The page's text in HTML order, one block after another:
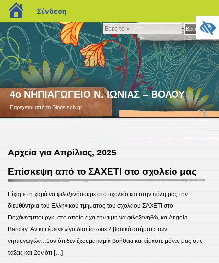
Βρες
το
»
Βρες το »
4ο ΝΗΠΙΑΓΩΓΕΙΟ Ν. ΙΩΝΙΑΣ – ΒΟΛΟΥ
Παρέχεται από το Blogs.sch.gr
Αρχεία για Απρίλιος, 2025
Επίσκεψη από το ΣΑΧΕΤΙ στο σχολείο μας
Είχαμε τη χαρά να φιλοξενήσουμε στο σχολείο και στην πόλη μας την
διευθύντρια του Ελληνικού τμήματος του σχολείου ΣΑΧΕΤΙ στο
Γιοχάνεσμπουργκ, στο οποίο είχα την τιμή να φιλοξενηθώ, κα Angela
Barclay. Αν και έμεινε λίγο διαπίστωσε 2 βασικά αιτήματα των
νηπιαγωγών…1ον ότι δεν έχουμε καμία βοήθεια και είμαστε μόνες μας στις
τάξεις και 2ον ότι […]
blogs.sch.gr
Σύνδεση